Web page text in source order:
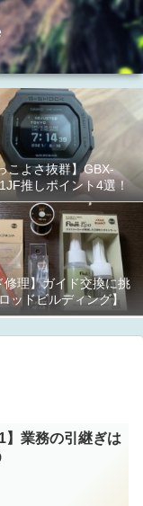
こよさ抜群】GBX-
推しポイント4選！
修理】ガイド交換に挑
ッドビルディング】
】業務の引継ぎは